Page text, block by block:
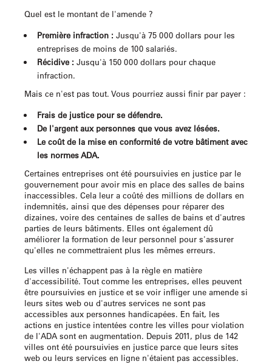
Quel est le montant de l'amende ?
Première infraction : Jusqu'à 75 000 dollars pour les
entreprises de moins de 100 salariés.
Récidive : Jusqu'à 150 000 dollars pour chaque
infraction.
Mais ce n'est pas tout. Vous pourriez aussi finir par payer :
Frais de justice pour se défendre.
De l'argent aux personnes que vous avez lésées.
Le coût de la mise en conformité de votre bâtiment avec
les normes ADA.
Certaines entreprises ont été poursuivies en justice par le
gouvernement pour avoir mis en place des salles de bains
inaccessibles. Cela leur a coûté des millions de dollars en
indemnités, ainsi que des dépenses pour réparer des
dizaines, voire des centaines de salles de bains et d'autres
parties de leurs bâtiments. Elles ont également dû
améliorer la formation de leur personnel pour s'assurer
qu'elles ne commettraient plus les mêmes erreurs.
Les villes n'échappent pas à la règle en matière
d'accessibilité. Tout comme les entreprises, elles peuvent
être poursuivies en justice et se voir infliger une amende si
leurs sites web ou d'autres services ne sont pas
accessibles aux personnes handicapées. En fait, les
actions en justice intentées contre les villes pour violation
de l'ADA sont en augmentation. Depuis 2011, plus de 142
villes ont été poursuivies en justice parce que leurs sites
web ou leurs services en ligne n'étaient pas accessibles.